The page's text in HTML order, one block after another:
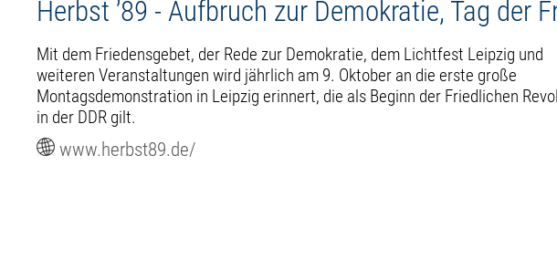
Herbst ’89 - Aufbruch zur Demokratie, Tag der
Mit dem Friedensgebet, der Rede zur Demokratie, dem Lichtfest Leipzig und
weiteren Veranstaltungen wird jährlich am 9. Oktober an die erste große
Montagsdemonstration in Leipzig erinnert, die als Beginn der Friedlichen
in der DDR gilt.
www.herbst89.de/